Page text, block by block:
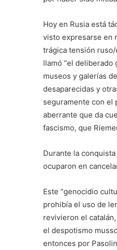
Hoy en Rusia está
visto expresarse en
trágica tensión ruso/
llamó “el
museos y galerías
desaparecidas y
seguramente con el
aberrante que da
fascismo, que
Durante la
ocuparon en
Este “genocidio
prohibía el uso de
revivieron el
el despotismo
entonces por